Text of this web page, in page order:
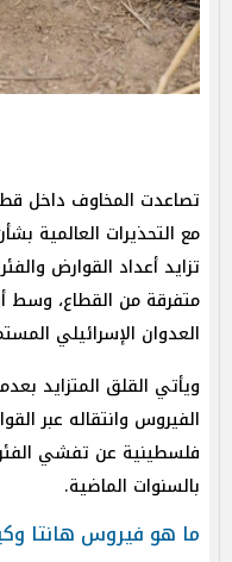
تصاعدت المخاوف داخل
مع التحذيرات العالمية
تزايد أعداد القوارض
متفرقة من القطاع، وسط
العدوان الإسرائيلي المستمر منذ
ويأتي القلق المتزايد
الفيروس وانتقاله عبر
فلسطينية عن تفشي
بالسنوات الماضية.
ما هو فيروس هانتا